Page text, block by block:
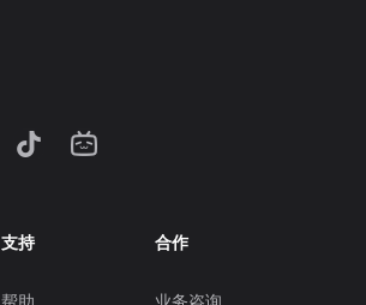
支持 合作